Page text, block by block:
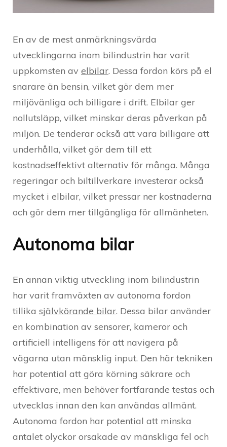
En av de mest anmärkningsvärda
utvecklingarna inom bilindustrin har varit
uppkomsten av elbilar. Dessa fordon körs på el
snarare än bensin, vilket gör dem mer
miljövänliga och billigare i drift. Elbilar ger
nollutsläpp, vilket minskar deras påverkan på
miljön. De tenderar också att vara billigare att
underhålla, vilket gör dem till ett
kostnadseffektivt alternativ för många. Många
regeringar och biltillverkare investerar också
mycket i elbilar, vilket pressar ner kostnaderna
och gör dem mer tillgängliga för allmänheten.
Autonoma bilar
En annan viktig utveckling inom bilindustrin
har varit framväxten av autonoma fordon
tillika självkörande bilar. Dessa bilar använder
en kombination av sensorer, kameror och
artificiell intelligens för att navigera på
vägarna utan mänsklig input. Den här tekniken
har potential att göra körning säkrare och
effektivare, men behöver fortfarande testas och
utvecklas innan den kan användas allmänt.
Autonoma fordon har potential att minska
antalet olyckor orsakade av mänskliga fel och